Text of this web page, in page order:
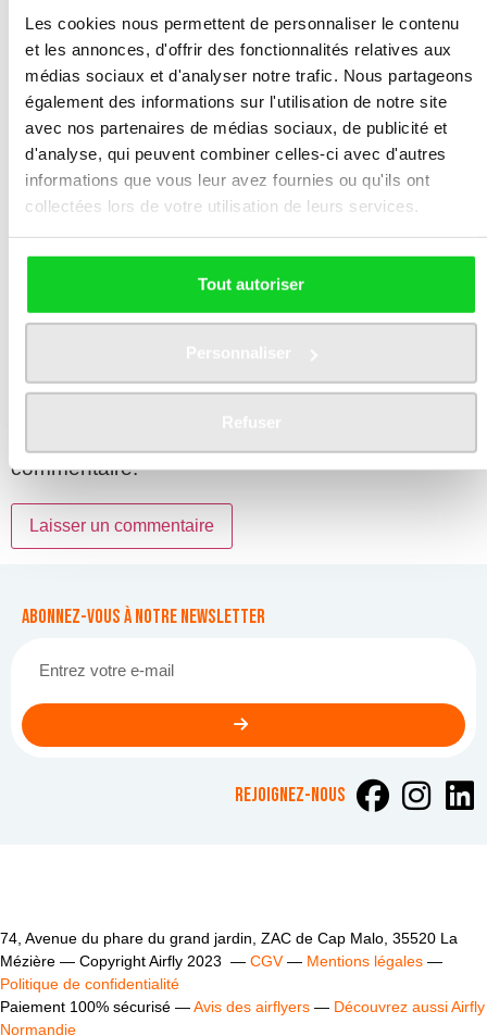
Les cookies nous permettent de personnaliser le contenu
et les annonces, d'offrir des fonctionnalités relatives aux
médias sociaux et d'analyser notre trafic. Nous partageons
également des informations sur l'utilisation de notre site
avec nos partenaires de médias sociaux, de publicité et
d'analyse, qui peuvent combiner celles-ci avec d'autres
informations que vous leur avez fournies ou qu'ils ont
collectées lors de votre utilisation de leurs services.
Tout autoriser
Nom
E-mail*
Site web
dans le navigateur pour mon prochain
commentaire.
Abonnez-vous à notre newsletter
rejoignez-nous
74, Avenue du phare du grand jardin, ZAC de Cap Malo, 35520 La
Mézière — Copyright Airfly 2023 — CGV— Mentions légales —
Politique de confidentialité
Paiement 100% sécurisé —Avis des airflyers — Découvrez aussi Airfly
Normandie